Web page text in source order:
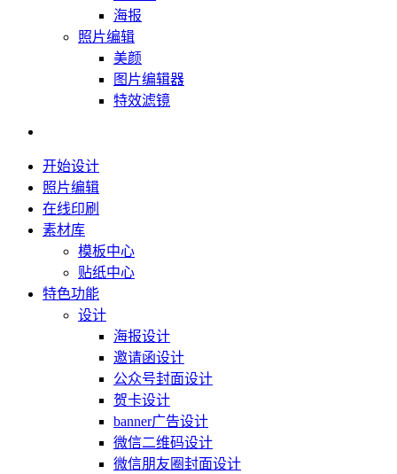
海报
照片编辑
美颜
图片编辑器
特效滤镜
开始设计
照片编辑
在线印刷
素材库
模板中心
贴纸中心
特色功能
设计
海报设计
邀请函设计
公众号封面设计
贺卡设计
banner广告设计
微信二维码设计
微信朋友圈封面设计